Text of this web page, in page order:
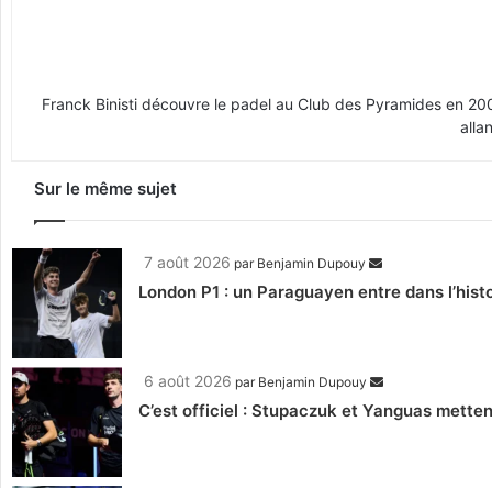
Franck Binisti découvre le padel au Club des Pyramides en
Sur le même sujet
7 août 2026 par Benjamin Dupouy
London P1 : un Paraguayen entre dans
6 août 2026 par Benjamin Dupouy
C’est officiel : Stupaczuk et Yanguas